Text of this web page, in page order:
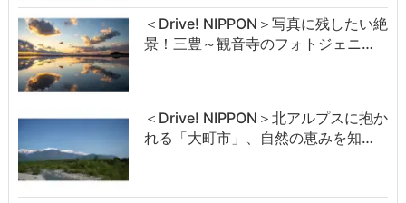
＜Drive! NIPPON＞写真に残したい絶
景！三豊～観音寺のフォトジェニ…
＜Drive! NIPPON＞北アルプスに抱か
れる「大町市」、自然の恵みを知…